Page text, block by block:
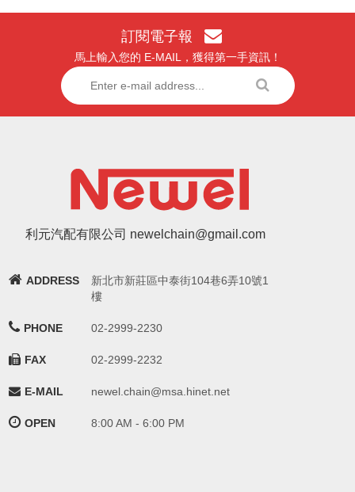
訂閱電子報
馬上輸入您的 E-MAIL，獲得第一手資訊！
利元汽配有限公司 newelchain@gmail.com
ADDRESS
新北市新莊區中泰街104巷6弄10號1
樓
PHONE 02-2999-2230
FAX 02-2999-2232
E-MAIL newel.chain@msa.hinet.net
OPEN 8:00 AM - 6:00 PM